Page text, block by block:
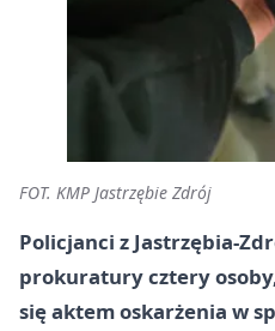
FOT. KMP Jastrzębie Zdrój
Policjanci z Jastrzębia-
prokuratury cztery
się aktem oskarżenia w